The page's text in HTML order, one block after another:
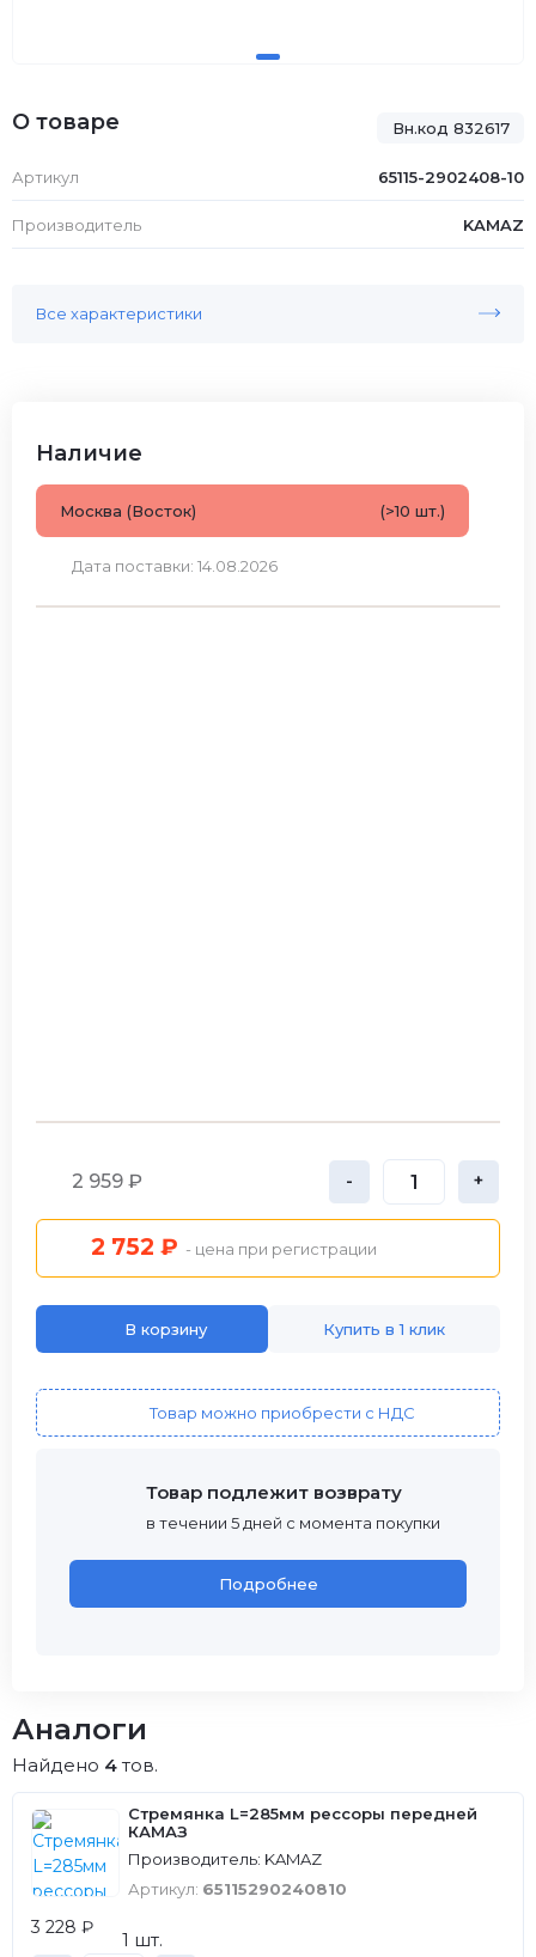
Вн.код 832617
О товаре
Артикул 65115-2902408-10
Производитель KAMAZ
Все характеристики
Наличие
Москва (Восток) (>10 шт.)
Дата поставки: 14.08.2026
2 959 ₽ - +
2 752 ₽ - цена при регистрации
В корзину Купить в 1 клик
Товар можно приобрести с НДС
Товар подлежит возврату
в течении 5 дней с момента покупки
Подробнее
Аналоги
Найдено 4 тов.
Стремянка L=285мм рессоры передней
КАМАЗ
Производитель: KAMAZ
Артикул: 65115290240810
3 228 ₽
1 шт.